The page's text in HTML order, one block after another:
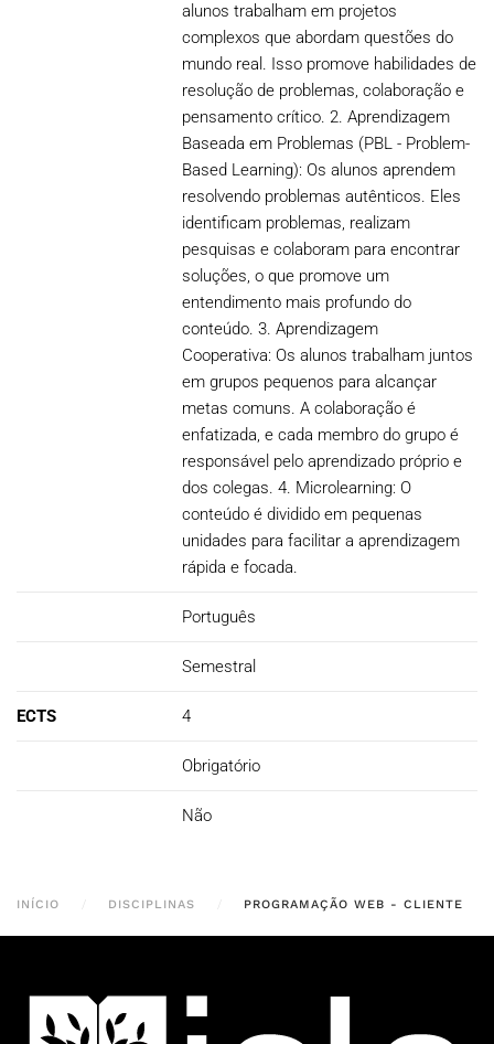
alunos trabalham em projetos
complexos que abordam questões do
mundo real. Isso promove habilidades de
resolução de problemas, colaboração e
pensamento crítico. 2. Aprendizagem
Baseada em Problemas (PBL - Problem-
Based Learning): Os alunos aprendem
resolvendo problemas autênticos. Eles
identificam problemas, realizam
pesquisas e colaboram para encontrar
soluções, o que promove um
entendimento mais profundo do
conteúdo. 3. Aprendizagem
Cooperativa: Os alunos trabalham juntos
em grupos pequenos para alcançar
metas comuns. A colaboração é
enfatizada, e cada membro do grupo é
responsável pelo aprendizado próprio e
dos colegas. 4. Microlearning: O
conteúdo é dividido em pequenas
unidades para facilitar a aprendizagem
rápida e focada.
Português
Semestral
ECTS 4
Obrigatório
Não
INÍCIO DISCIPLINAS PROGRAMAÇÃO WEB - CLIENTE